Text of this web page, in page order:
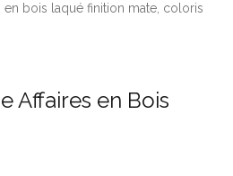
bois laqué finition mate, coloris
Affaires en Bois